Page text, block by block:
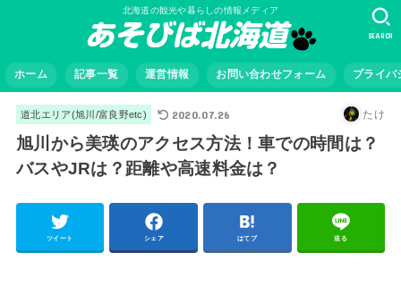
北海道の観光や暮らしの情報メディア
ホーム 記事一覧 運営情報 お問い合わせフォーム プライバ
SEARCH
道北エリア(旭川/富良野etc) 2020.07.26 たけ
旭川から美瑛のアクセス方法！車での時間は？
バスやJRは？距離や高速料金は？
ツイート シェア はてブ 送る